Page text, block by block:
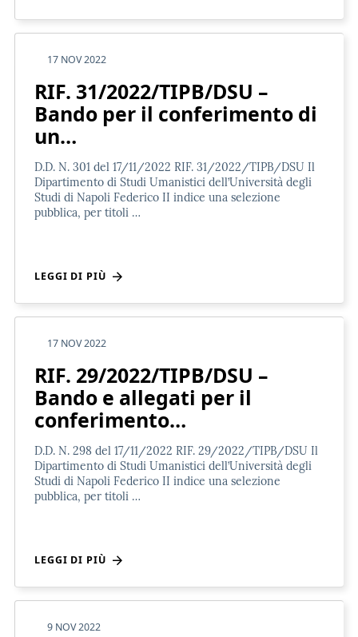
17 NOV 2022
RIF. 31/2022/TIPB/DSU –
Bando per il conferimento di
un…
D.D. N. 301 del 17/11/2022 RIF. 31/2022/TIPB/DSU Il
Dipartimento di Studi Umanistici dell’Università degli
Studi di Napoli Federico II indice una selezione
pubblica, per titoli …
LEGGI DI PIÙ
17 NOV 2022
RIF. 29/2022/TIPB/DSU –
Bando e allegati per il
conferimento…
D.D. N. 298 del 17/11/2022 RIF. 29/2022/TIPB/DSU Il
Dipartimento di Studi Umanistici dell’Università degli
Studi di Napoli Federico II indice una selezione
pubblica, per titoli …
LEGGI DI PIÙ
9 NOV 2022